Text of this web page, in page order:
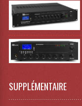
SUPPLÉMENTAIRE